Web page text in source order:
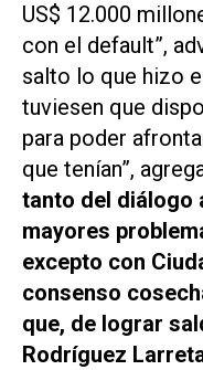
US$ 12.000
con el default”,
salto lo que hizo
tuviesen que
para poder
que tenían”,
tanto del diálogo
mayores
excepto con
consenso
que, de lograr
Rodríguez